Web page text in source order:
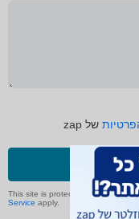
של zap
This site is protected by
Service apply.